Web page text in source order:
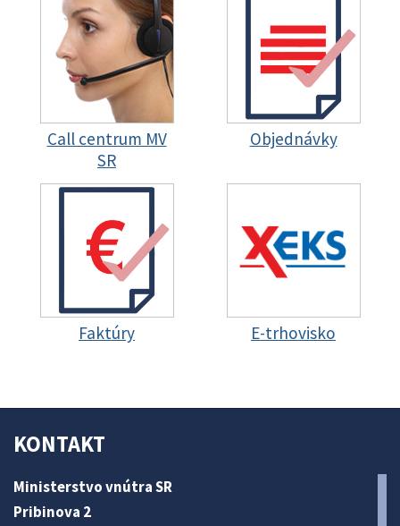
Call centrum MV
SR
Objednávky
Faktúry E-trhovisko
KONTAKT
Ministerstvo vnútra SR
Pribinova 2